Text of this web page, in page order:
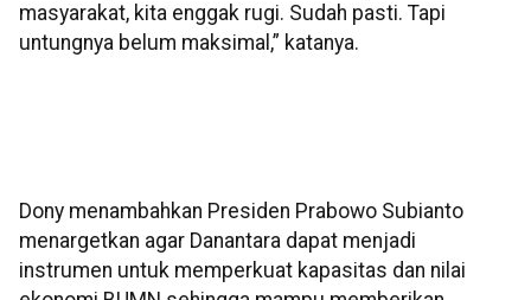
masyarakat, kita enggak rugi. Sudah pasti. Tapi
untungnya belum maksimal,” katanya.
Dony menambahkan Presiden Prabowo Subianto
menargetkan agar Danantara dapat menjadi
instrumen untuk memperkuat kapasitas dan nilai